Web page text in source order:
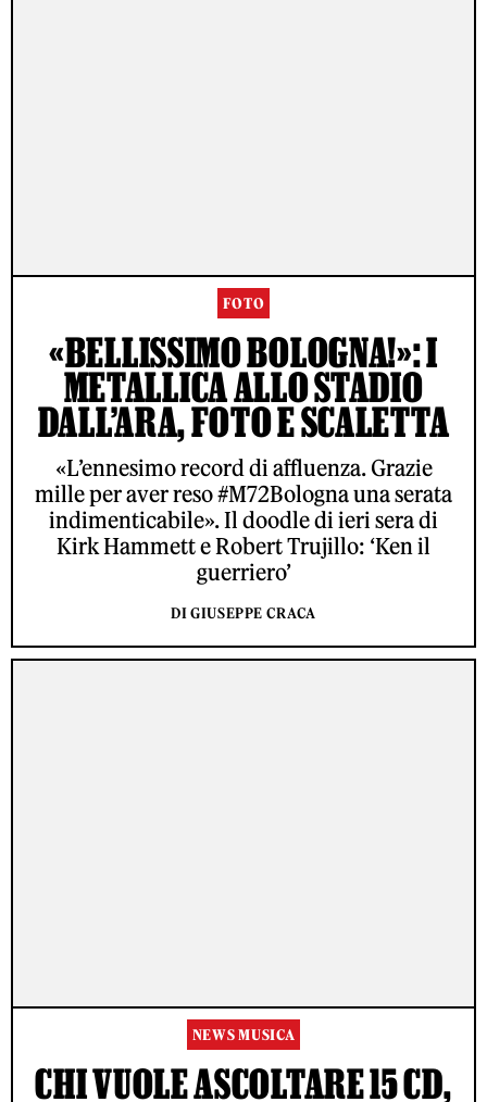
FOTO
«BELLISSIMO BOLOGNA!»: I
METALLICA ALLO STADIO
DALL’ARA, FOTO E SCALETTA
«L’ennesimo record di affluenza. Grazie
mille per aver reso #M72Bologna una serata
indimenticabile». Il doodle di ieri sera di
Kirk Hammett e Robert Trujillo: ‘Ken il
guerriero’
DI GIUSEPPE CRACA
NEWS MUSICA
CHI VUOLE ASCOLTARE 15 CD,